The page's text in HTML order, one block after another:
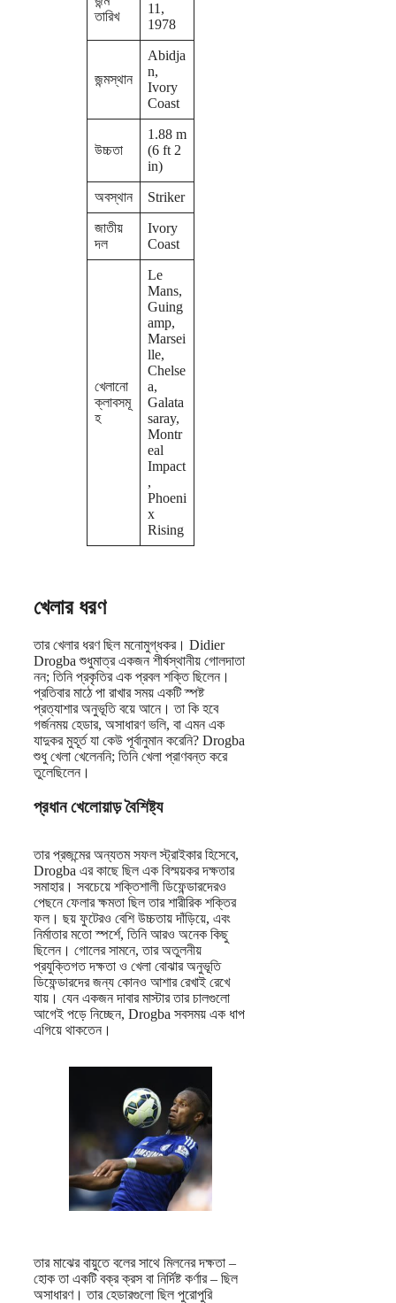
তারিখ
11,
1978
জন্মস্থান
Abidja
n,
Ivory
Coast
উচ্চতা
1.88 m
(6 ft 2
in)
অবস্থান Striker
জাতীয়
দল
Ivory
Coast
খেলানো
ক্লাবসমূ
হ
Le
Mans,
Guing
amp,
Marsei
lle,
Chelse
a,
Galata
saray,
Montr
eal
Impact
,
Phoeni
x
Rising
খেলার ধরণ
তার খেলার ধরণ ছিল মনোমুগ্ধকর। Didier
Drogba শুধুমাত্র একজন শীর্ষস্থানীয় গোলদাতা
নন; তিনি প্রকৃতির এক প্রবল শক্তি ছিলেন।
প্রতিবার মাঠে পা রাখার সময় একটি স্পষ্ট
প্রত্যাশার অনুভূতি বয়ে আনে। তা কি হবে
গর্জনময় হেডার, অসাধারণ ভলি, বা এমন এক
যাদুকর মুহূর্ত যা কেউ পূর্বানুমান করেনি? Drogba
শুধু খেলা খেলেননি; তিনি খেলা প্রাণবন্ত করে
তুলেছিলেন।
প্রধান খেলোয়াড় বৈশিষ্ট্য
তার প্রজন্মের অন্যতম সফল স্ট্রাইকার হিসেবে,
Drogba এর কাছে ছিল এক বিস্ময়কর দক্ষতার
সমাহার। সবচেয়ে শক্তিশালী ডিফেন্ডারদেরও
পেছনে ফেলার ক্ষমতা ছিল তার শারীরিক শক্তির
ফল। ছয় ফুটেরও বেশি উচ্চতায় দাঁড়িয়ে, এবং
নির্মাতার মতো স্পর্শে, তিনি আরও অনেক কিছু
ছিলেন। গোলের সামনে, তার অতুলনীয়
প্রযুক্তিগত দক্ষতা ও খেলা বোঝার অনুভূতি
ডিফেন্ডারদের জন্য কোনও আশার রেখাই রেখে
যায়। যেন একজন দাবার মাস্টার তার চালগুলো
আগেই পড়ে নিচ্ছেন, Drogba সবসময় এক ধাপ
এগিয়ে থাকতেন।
তার মাঝের বায়ুতে বলের সাথে মিলনের দক্ষতা –
হোক তা একটি বক্র ক্রস বা নির্দিষ্ট কর্ণার – ছিল
অসাধারণ। তার হেডারগুলো ছিল পুরোপুরি